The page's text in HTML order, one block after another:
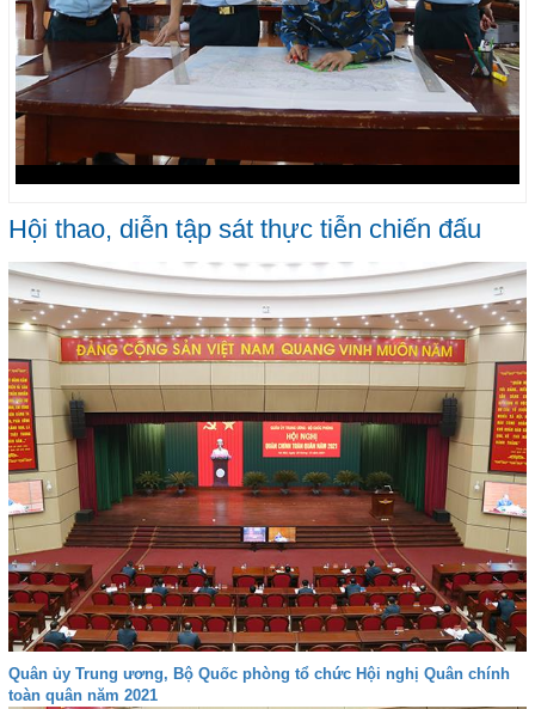
Hội thao, diễn tập sát thực tiễn chiến đấu
Quân ủy Trung ương, Bộ Quốc phòng tổ chức Hội nghị Quân chính
toàn quân năm 2021